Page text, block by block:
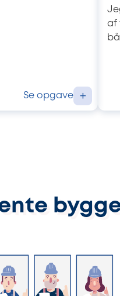
Se opgave +
af